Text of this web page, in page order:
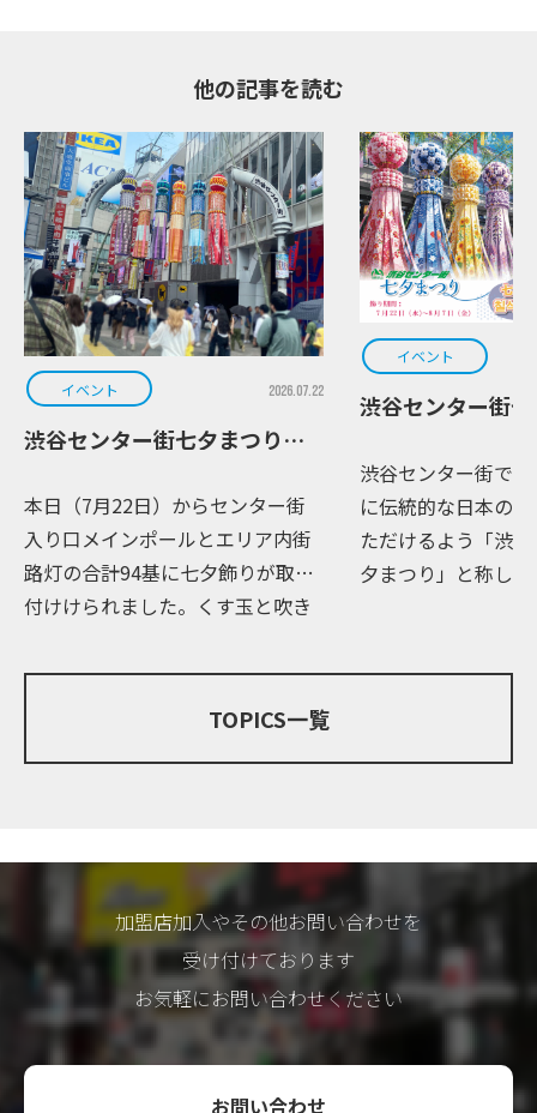
他の記事を読む
イベント 2026.07.22
渋谷センター街七夕まつり part2
本日（7月22日）からセンター街
入り口メインポールとエリア内街
路灯の合計94基に七夕飾りが取り
付けけられました。くす玉と吹き
「仙台七夕まつり」の心を受け継
ぐ職人により、幸を願い一つ一つ
イベント
渋谷センター街
渋谷センター街で
に伝統的な日本の
ただけるよう「渋
夕まつり」と称し
街路灯の合計94基
TOPICS一覧
加盟店加入やその他お問い合わせを
受け付けております
お気軽にお問い合わせください
お問い合わせ